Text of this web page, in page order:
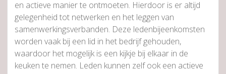
en actieve manier te ontmoeten. Hierdoor is er altijd
gelegenheid tot netwerken en het leggen van
samenwerkingsverbanden. Deze ledenbijeenkomsten
worden vaak bij een lid in het bedrijf gehouden,
waardoor het mogelijk is een kijkje bij elkaar in de
keuken te nemen. Leden kunnen zelf ook een actieve